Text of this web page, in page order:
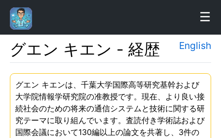
☰
ホ
ム
プ
ロ
フ
グエン キエン - 経歴 English
グエン キエンは、千葉大学国際高等研究基幹および
大学院情報学研究院の准教授です。現在、より良い接
続社会のための将来の通信システムと技術に関する研
究テーマに取り組んでいます。査読付き学術誌および
国際会議において130編以上の論文を共著し、3件の